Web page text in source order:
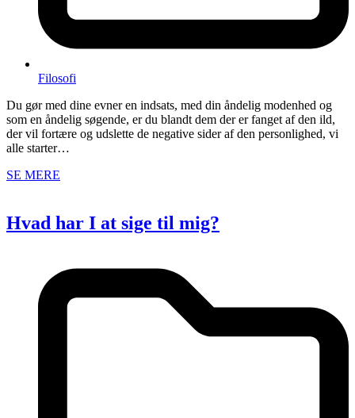
Filosofi
Du gør med dine evner en indsats, med din åndelig modenhed og
som en åndelig søgende, er du blandt dem der er fanget af den ild,
der vil fortære og udslette de negative sider af den personlighed, vi
alle starter…
SE MERE
Hvad har I at sige til mig?